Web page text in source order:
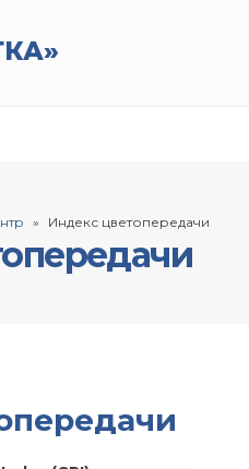
» Индекс цветопередачи